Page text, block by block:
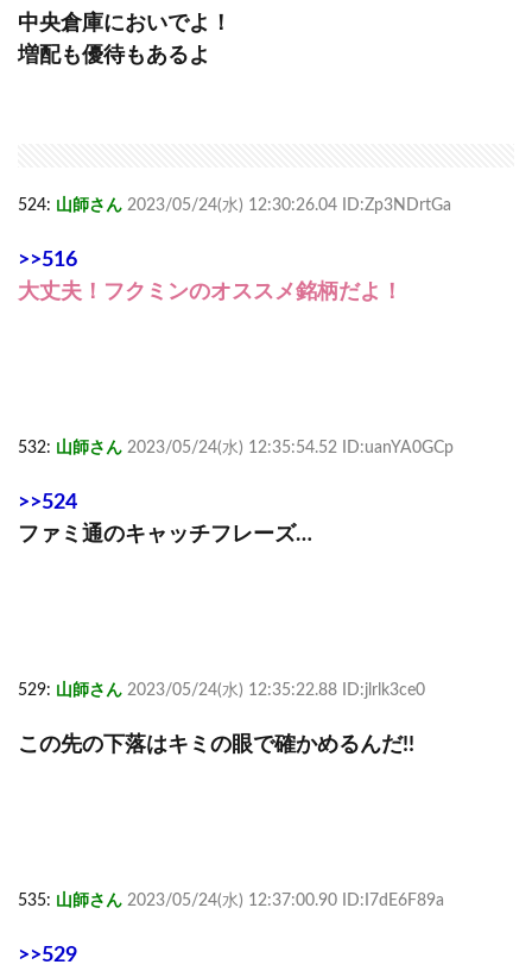
中央倉庫においでよ！
増配も優待もあるよ
524: 山師さん 2023/05/24(水) 12:30:26.04 ID:Zp3NDrtGa
>>516
大丈夫！フクミンのオススメ銘柄だよ！
532: 山師さん 2023/05/24(水) 12:35:54.52 ID:uanYA0GCp
>>524
ファミ通のキャッチフレーズ…
529: 山師さん 2023/05/24(水) 12:35:22.88 ID:jlrlk3ce0
この先の下落はキミの眼で確かめるんだ!!
535: 山師さん 2023/05/24(水) 12:37:00.90 ID:I7dE6F89a
>>529